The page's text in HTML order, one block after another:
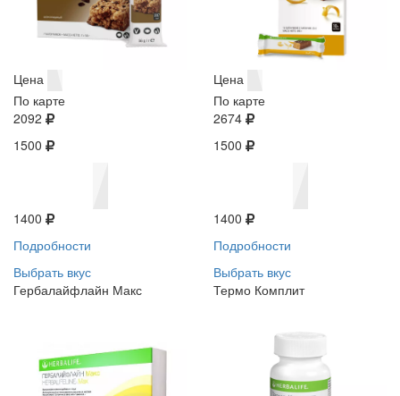
Цена
По карте
2092
1500
1400
Подробности
Выбрать вкус
Цена
По карте
2674
1500
1400
Подробности
Выбрать вкус
Гербалайфлайн Макс
Термо Комплит